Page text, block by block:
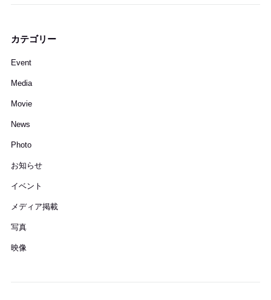
カテゴリー
Event
Media
Movie
News
Photo
お知らせ
イベント
メディア掲載
写真
映像